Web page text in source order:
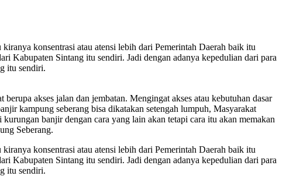
konsentrasi atau atensi lebih dari Pemerintah Daerah baik itu
Kabupaten Sintang itu sendiri. Jadi dengan adanya kepedulian dari para
itu sendiri.
akses jalan dan jembatan. Mengingat akses atau kebutuhan dasar
kampung seberang bisa dikatakan setengah lumpuh, Masyarakat
banjir dengan cara yang lain akan tetapi cara itu akan memakan
Seberang.
konsentrasi atau atensi lebih dari Pemerintah Daerah baik itu
Kabupaten Sintang itu sendiri. Jadi dengan adanya kepedulian dari para
itu sendiri.